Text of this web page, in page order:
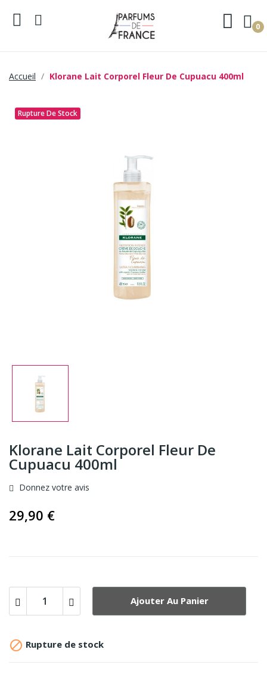
0
Accueil Klorane Lait Corporel Fleur De Cupuacu 400ml
Rupture De Stock
Klorane Lait Corporel Fleur De
Cupuacu 400ml
Donnez votre avis
29,90 €
Ajouter Au Panier
 Rupture de stock